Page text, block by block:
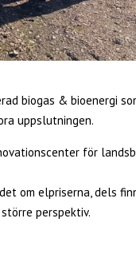
biogas & bioenergi
uppslutningen.
för
om elpriserna, dels
perspektiv.